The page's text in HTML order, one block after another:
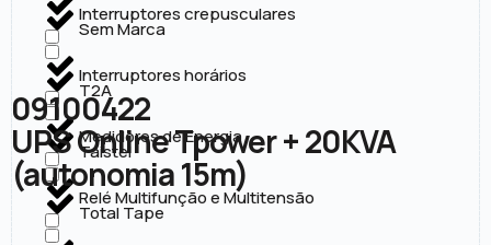
Interruptores crepusculares
Interruptores horários
Medidores de Energia
Relé Multifunção e Multitensão
Sem Marca
T2A
Taistel
Total Tape
09100422
UPS Online Tpower + 20KVA
(autonomia 15m)